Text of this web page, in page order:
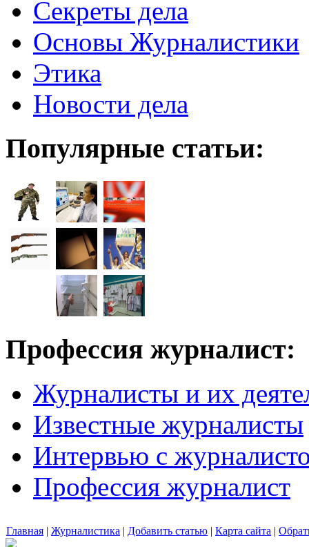
Секреты дела
Основы Журналистики
Этика
Новости дела
Популярные статьи:
Профессия журналист:
Журналисты и их
Известные журналисты
Интервью с
Профессия журналист
Главная | Журналистика | Добавить статью | Карта сайта |